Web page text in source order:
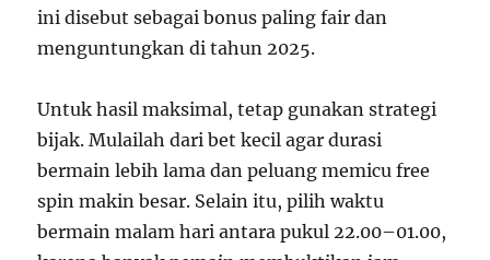
ini disebut sebagai bonus paling fair dan
menguntungkan di tahun 2025.
Untuk hasil maksimal, tetap gunakan strategi
bijak. Mulailah dari bet kecil agar durasi
bermain lebih lama dan peluang memicu free
spin makin besar. Selain itu, pilih waktu
bermain malam hari antara pukul 22.00–01.00,